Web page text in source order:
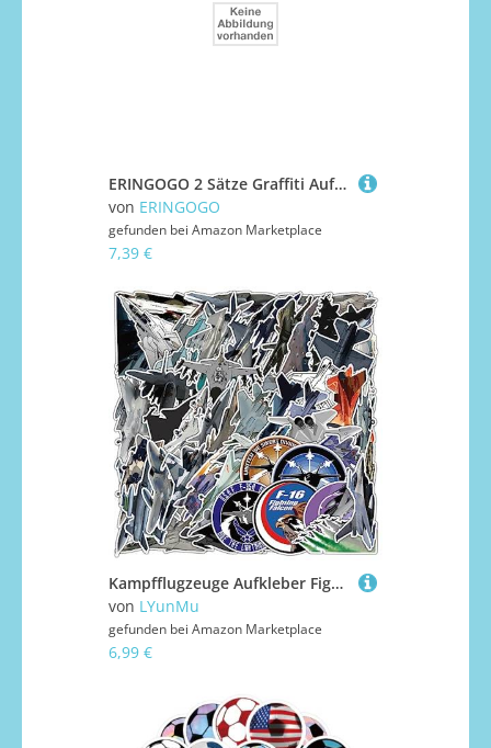
ERINGOGO 2 Sätze Graffiti Aufkleber PVC Wiederverwendbar Für Laptop Koffer Skateboard Notebook Dekoration
von ERINGOGO
gefunden bei Amazon Marketplace
7,39 €
Kampfflugzeuge Aufkleber Fighter Sticker Set 50 Stücke Niedlich Deko für Auto Laptop Skateboard Fahrrad Moped Motorrad Fahrrad Computer,Geeignet für Erwachsene Kinder
von LYunMu
gefunden bei Amazon Marketplace
6,99 €